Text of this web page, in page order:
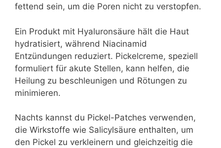
fettend sein, um die Poren nicht zu verstopfen.
Ein Produkt mit Hyaluronsäure hält die Haut
hydratisiert, während Niacinamid
Entzündungen reduziert. Pickelcreme, speziell
formuliert für akute Stellen, kann helfen, die
Heilung zu beschleunigen und Rötungen zu
minimieren.
Nachts kannst du Pickel-Patches verwenden,
die Wirkstoffe wie Salicylsäure enthalten, um
den Pickel zu verkleinern und gleichzeitig die